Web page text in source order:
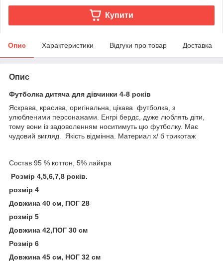
Купити
Опис Характеристики Відгуки про товар Доставка
Опис
Футболка дитяча для дівчинки 4-8 років
Яскрава, красива, оригінальна, цікава футболка, з
улюбленими персонажами. Енгрі бердс, дуже люблять діти,
тому вони із задоволенням носитимуть цю футболку. Має
чудовий вигляд. Якість відмінна. Материал х/ б трикотаж
Состав 95 % коттон, 5% лайкра
Розмір 4,5,6,7,8 років.
розмір 4
Довжина 40 см, ПОГ 28
розмір 5
Довжина 42,ПОГ 30 см
Розмір 6
Довжина 45 см, НОГ 32 см